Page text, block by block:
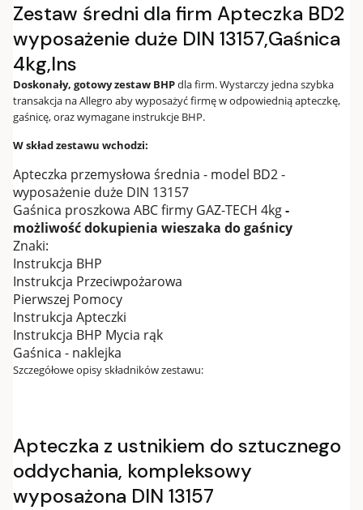
Zestaw średni dla firm Apteczka BD2
wyposażenie duże DIN 13157,Gaśnica
4kg,Ins
Doskonały, gotowy zestaw BHPdla firm. Wystarczy jedna szybka
transakcja na Allegro aby wyposażyć firmę w odpowiednią apteczkę,
gaśnicę, oraz wymagane instrukcje BHP.
W skład zestawu wchodzi:
Apteczka przemysłowa średnia - model BD2 -
wyposażenie duże DIN 13157
Gaśnica proszkowa ABC firmy GAZ-TECH 4kg-
możliwość dokupienia wieszaka do gaśnicy
Znaki:
Instrukcja BHP
Instrukcja Przeciwpożarowa
Pierwszej Pomocy
Instrukcja Apteczki
Instrukcja BHP Mycia rąk
Gaśnica - naklejka
Szczegółowe opisy składników zestawu:
Apteczka z ustnikiem do sztucznego
oddychania, kompleksowy
wyposażona DIN 13157